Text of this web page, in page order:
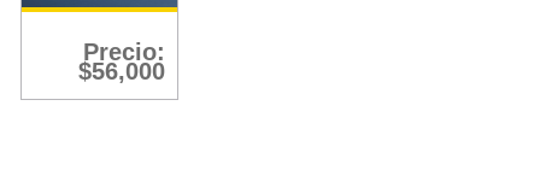
Precio:
$56,000